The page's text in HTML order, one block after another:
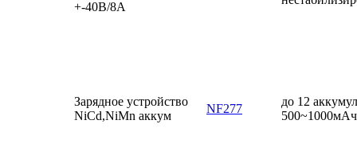
+-40В/8А
Зарядное устройство
NiCd,NiMn аккум
NF277
до 12
500~1000мАч